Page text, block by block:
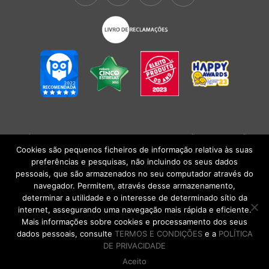
POLÍTICA DE PRIVACIDADE|TERMOS E CONDIÇÕESlCONDIÇÕES
GERAIS DE VENDA| Alberto Oculista, SA 2026. Todos os direitos reservados.
DE VOLTA AO TOPO
Cookies são pequenos ficheiros de informação relativa às suas
preferências e pesquisas, não incluindo os seus dados
pessoais, que são armazenados no seu computador através do
navegador. Permitem, através desse armazenamento,
determinar a utilidade e o interesse de determinado sítio da
internet, assegurando uma navegação mais rápida e eficiente.
Mais informações sobre cookies e processamento dos seus
dados pessoais, consulte TERMOS E CONDIÇÕESe a POLÍTICA
DE PRIVACIDADE
Aceito